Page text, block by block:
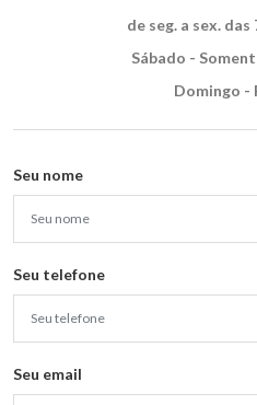
de seg. a sex. das
Sábado -
Domingo -
Seu nome
Seu telefone
Seu email